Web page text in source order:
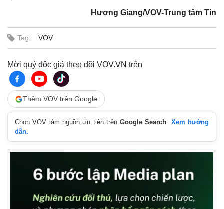
Bất động sản
Giá vàng
Hương Giang/VOV-Trung tâm Tin
Tag: VOV
Mời quý độc giả theo dõi VOV.VN trên
Thêm VOV trên Google
Chọn VOV làm nguồn ưu tiên trênGoogle Search. Xem hướng
dẫn.